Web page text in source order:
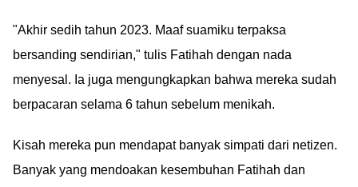
"Akhir sedih tahun 2023. Maaf suamiku terpaksa
bersanding sendirian," tulis Fatihah dengan nada
menyesal. Ia juga mengungkapkan bahwa mereka sudah
berpacaran selama 6 tahun sebelum menikah.
Kisah mereka pun mendapat banyak simpati dari netizen.
Banyak yang mendoakan kesembuhan Fatihah dan